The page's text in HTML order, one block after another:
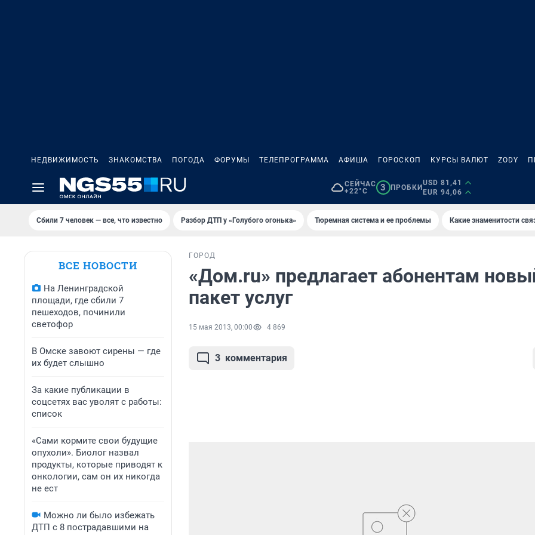
НЕДВИЖИМОСТЬ ЗНАКОМСТВА ПОГОДА ФОРУМЫ ТЕЛЕПРОГРАММА АФИША ГОРОСКОП КУРСЫ ВАЛЮТ ZODY
СЕЙЧАС
+22°C
3 ПРОБКИ
USD 81,41
EUR 94,06
Сбили 7 человек — все, что известно Разбор ДТП у «Голубого огонька» Тюремная система и ее проблемы Какие знаменитости
ВСЕ НОВОСТИ
На Ленинградской
площади, где сбили 7
пешеходов, починили
светофор
В Омске завоют сирены — где
их будет слышно
За какие публикации в
соцсетях вас уволят с работы:
список
«Сами кормите свои будущие
опухоли». Биолог назвал
продукты, которые приводят к
онкологии, сам он их никогда
не ест
Можно ли было избежать
ДТП с 8 пострадавшими на
ГОРОД
«Дом.ru» предлагает абонентам
пакет услуг
15 мая 2013, 00:00 4 869
3 комментария